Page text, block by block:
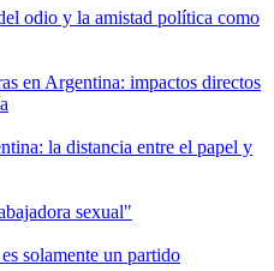
odio y la amistad política como
en Argentina: impactos directos
la distancia entre el papel y
sexual"
solamente un partido